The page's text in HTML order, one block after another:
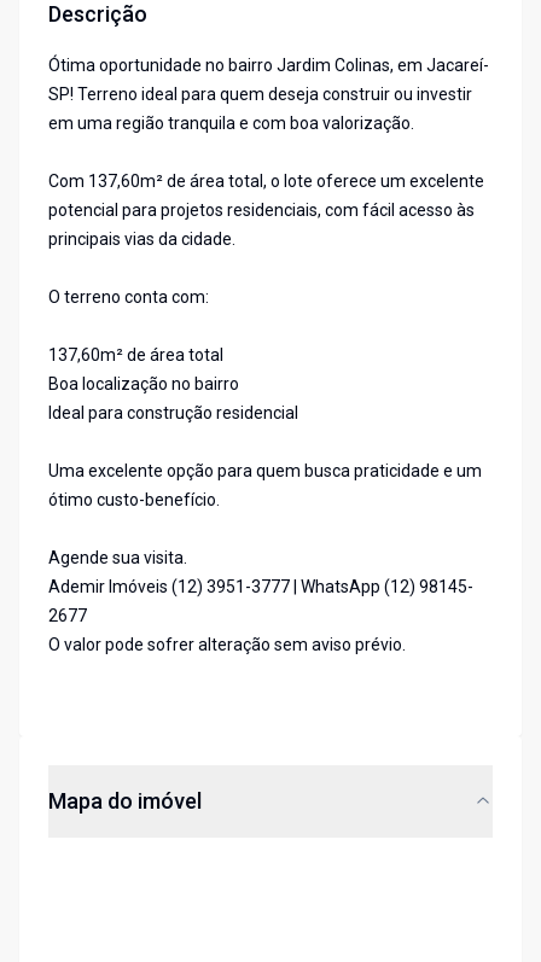
Descrição
Ótima oportunidade no bairro Jardim Colinas, em Jacareí-
SP! Terreno ideal para quem deseja construir ou investir
em uma região tranquila e com boa valorização.
Com 137,60m² de área total, o lote oferece um excelente
potencial para projetos residenciais, com fácil acesso às
principais vias da cidade.
O terreno conta com:
137,60m² de área total
Boa localização no bairro
Ideal para construção residencial
Uma excelente opção para quem busca praticidade e um
ótimo custo-benefício.
Agende sua visita.
Ademir Imóveis (12) 3951-3777 | WhatsApp (12) 98145-
2677
O valor pode sofrer alteração sem aviso prévio.
Mapa do imóvel